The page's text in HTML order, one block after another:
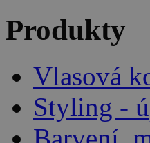
Produkty
Vlasová
Styling -